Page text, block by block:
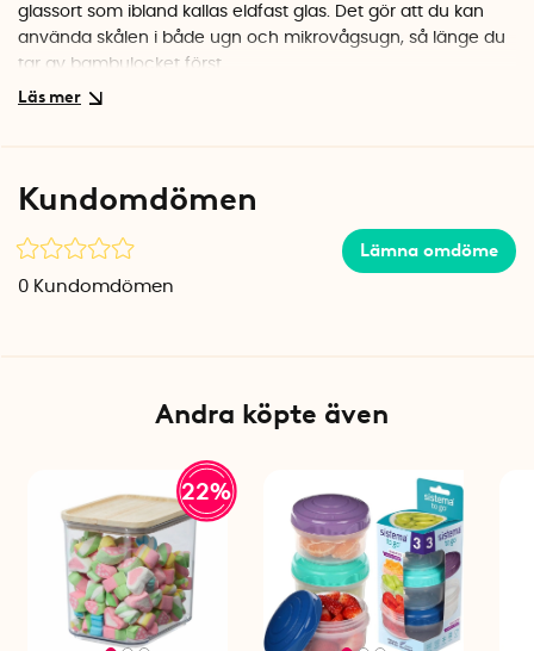
glassort som ibland kallas eldfast glas. Det gör att du kan
använda skålen i både ugn och mikrovågsugn, så länge du
tar av bambulocket först.
serveringsskål för snacks eller som bunke när du blandar
låg vikt jämfört med vanligt glas. Självklart är produkten BPA-
fri.
Material: Borosilikatglas, bambu, silikon
Kundomdömen
Lämna omdöme
0 Kundomdömen
Andra köpte även
22%